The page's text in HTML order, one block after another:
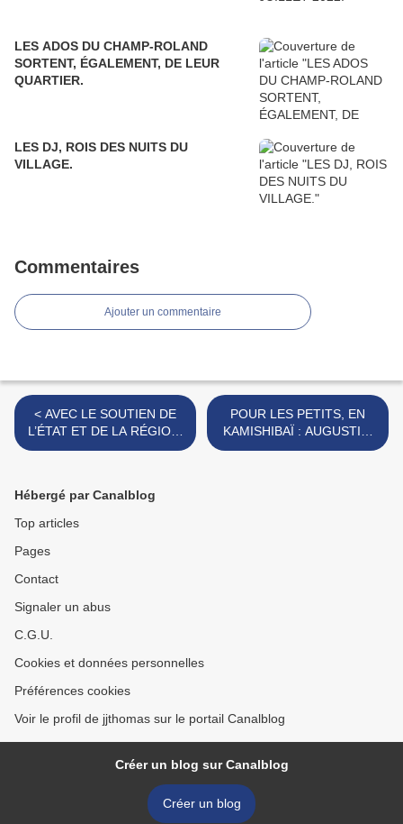
LES ADOS DU CHAMP-ROLAND
SORTENT, ÉGALEMENT, DE LEUR
QUARTIER.
LES DJ, ROIS DES NUITS DU
VILLAGE.
Commentaires
Ajouter un commentaire
< AVEC LE SOUTIEN DE
L’ÉTAT ET DE LA RÉGION,
DIX-NEUF ORGANISMES
POUR LES PETITS, EN
KAMISHIBAÏ : AUGUSTIN,
MAÎTRE CORBEAU ET LA
Hébergé par Canalblog
Top articles
Pages
Contact
Signaler un abus
C.G.U.
Cookies et données personnelles
Préférences cookies
Voir le profil de jjthomas sur le portail Canalblog
Créer un blog sur Canalblog
Créer un blog